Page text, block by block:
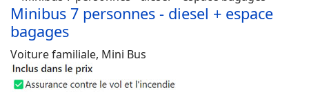
Minibus 7 personnes - diesel + espace
bagages
Voiture familiale, Mini Bus